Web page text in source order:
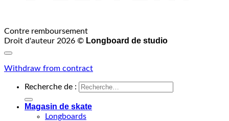
Contre remboursement
Droit d'auteur 2026 © Longboard de studio
Withdraw from contract
Recherche de :
Magasin de skate
Longboards